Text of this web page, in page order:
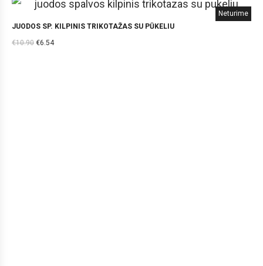
Neturime
JUODOS SP. KILPINIS TRIKOTAŽAS SU PŪKELIU
€10.90 €6.54